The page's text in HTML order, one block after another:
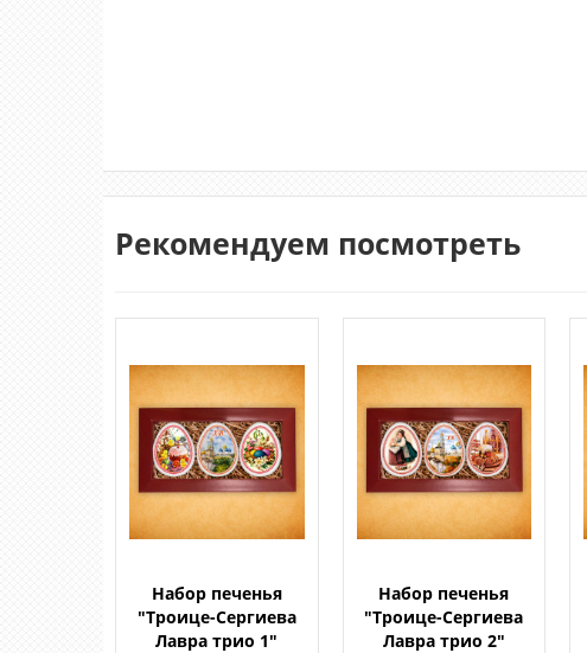
Рекомендуем посмотреть
Набор печенья
"Троице-Сергиева
Лавра трио 1"
Набор печенья
"Троице-Сергиева
Лавра трио 2"